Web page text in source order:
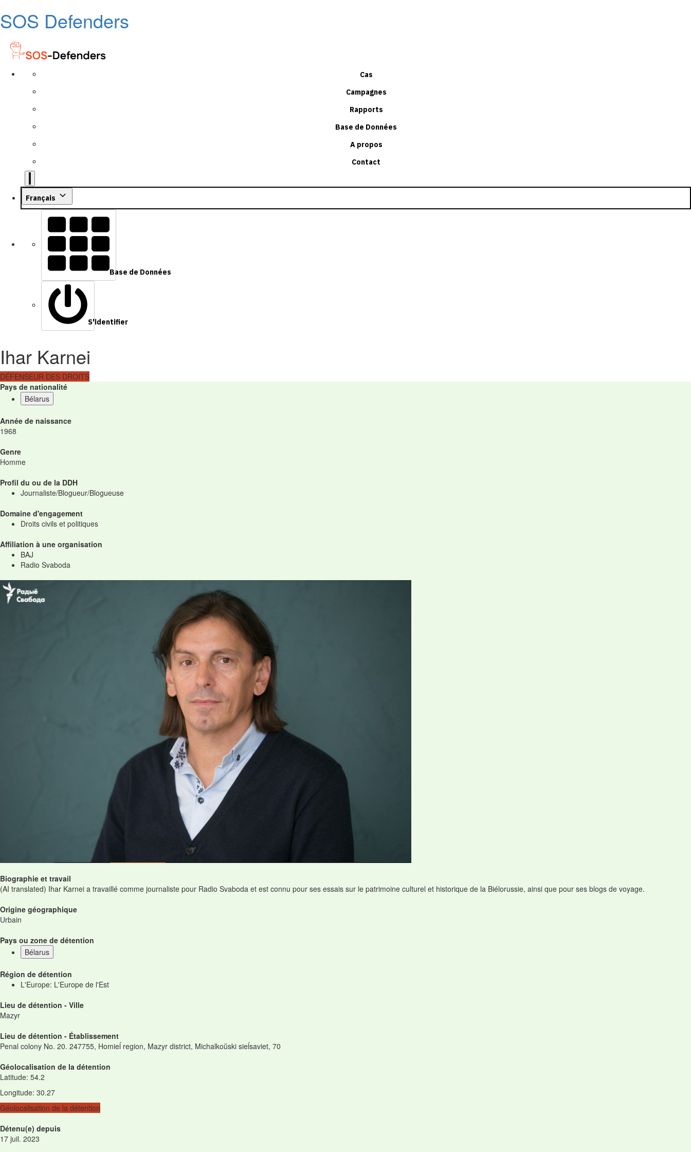
SOS Defenders
Cas
Campagnes
Rapports
Base de Données
A propos
Contact
Français
Base de Données
S'identifier
Ihar Karnei
DÉFENSEUR DES DROITS
Pays de nationalité
Bélarus
Année de naissance
1968
Genre
Homme
Profil du ou de la DDH
Journaliste/Blogueur/Blogueuse
Domaine d'engagement
Droits civils et politiques
Affiliation à une organisation
BAJ
Radio Svaboda
Biographie et travail
(AI translated) Ihar Karnei a travaillé comme journaliste pour Radio Svaboda et est connu pour ses essais sur le patrimoine culturel et historique de la Biélorussie, ainsi que pour ses blogs de voyage.
Origine géographique
Urbain
Pays ou zone de détention
Bélarus
Région de détention
L'Europe: L'Europe de l'Est
Lieu de détention - Ville
Mazyr
Lieu de détention - Établissement
Penal colony No. 20. 247755, Homieĺ region, Mazyr district, Michalkoŭski sieĺsaviet, 70
Géolocalisation de la détention
Latitude: 54.2
Longitude: 30.27
Géolocalisation de la détention
Détenu(e) depuis
17 juil. 2023